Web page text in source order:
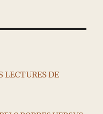
LECTURES DE